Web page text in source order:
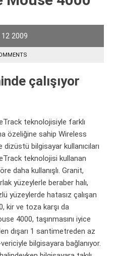
12 2009
çalışıyor
teknolojisiyle farklı
özeliğine sahip Wireless
bilgisayar kullanıcıları
teknolojisi kullanan
daha kullanışlı. Granit,
yüzeylerle beraber halı,
yüzeylerde hatasız çalışan
kir ve toza karşı da
4000, taşınmasını iyice
dışarı 1 santimetreden az
bilgisayara bağlanıyor.